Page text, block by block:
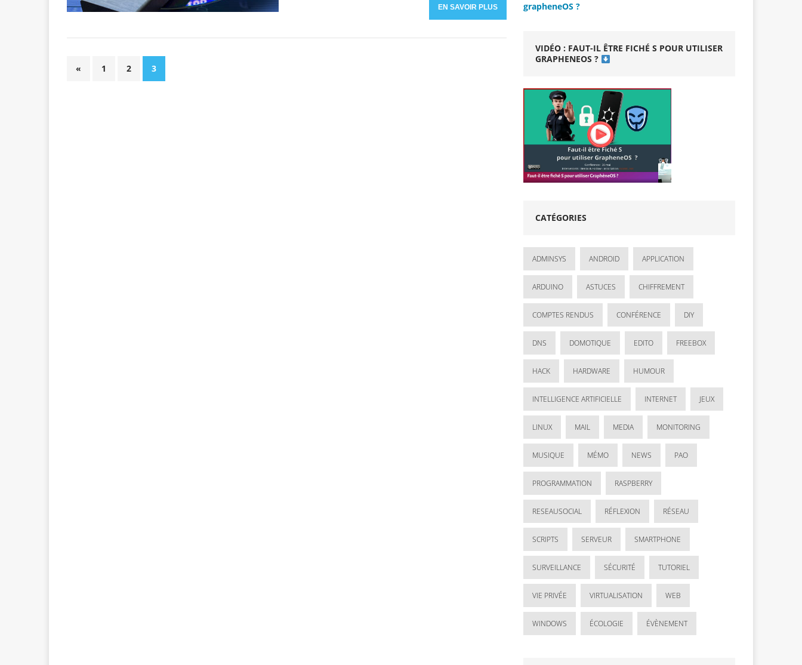
EN SAVOIR PLUS
« 1 2 3
grapheneOS ?
VIDÉO : FAUT-IL ÊTRE FICHÉ S POUR UTILISER
GRAPHENEOS ?
CATÉGORIES
ADMINSYS ANDROID APPLICATION
ARDUINO ASTUCES CHIFFREMENT
COMPTES RENDUS CONFÉRENCE DIY
DNS DOMOTIQUE EDITO FREEBOX
HACK HARDWARE HUMOUR
INTELLIGENCE ARTIFICIELLE INTERNET JEUX
LINUX MAIL MEDIA MONITORING
MUSIQUE MÉMO NEWS PAO
PROGRAMMATION RASPBERRY
RESEAUSOCIAL RÉFLEXION RÉSEAU
SCRIPTS SERVEUR SMARTPHONE
SURVEILLANCE SÉCURITÉ TUTORIEL
VIE PRIVÉE VIRTUALISATION WEB
WINDOWS ÉCOLOGIE ÉVÈNEMENT